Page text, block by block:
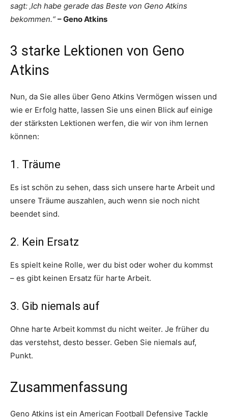
sagt: ‚Ich habe gerade das Beste von Geno Atkins
bekommen.“ – Geno Atkins
3 starke Lektionen von Geno
Atkins
Nun, da Sie alles über Geno Atkins Vermögen wissen und
wie er Erfolg hatte, lassen Sie uns einen Blick auf einige
der stärksten Lektionen werfen, die wir von ihm lernen
können:
1. Träume
Es ist schön zu sehen, dass sich unsere harte Arbeit und
unsere Träume auszahlen, auch wenn sie noch nicht
beendet sind.
2. Kein Ersatz
Es spielt keine Rolle, wer du bist oder woher du kommst
– es gibt keinen Ersatz für harte Arbeit.
3. Gib niemals auf
Ohne harte Arbeit kommst du nicht weiter. Je früher du
das verstehst, desto besser. Geben Sie niemals auf,
Punkt.
Zusammenfassung
Geno Atkins ist ein American Football Defensive Tackle